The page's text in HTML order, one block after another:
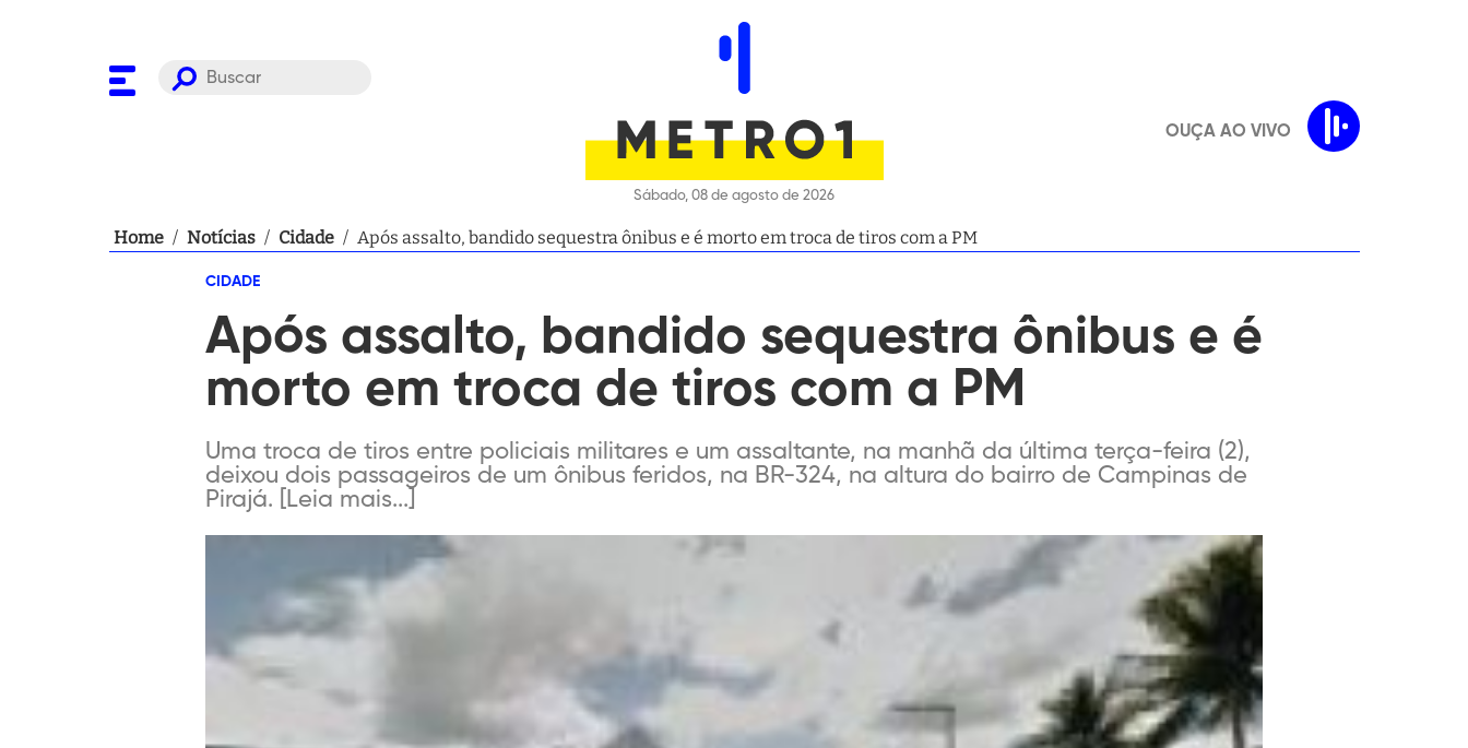
Sábado, 08 de agosto de 2026
OUÇA AO VIVO
Home / Notícias / Cidade / Após assalto, bandido sequestra ônibus e é morto em troca de tiros com a PM
CIDADE
Após assalto, bandido sequestra ônibus e é
morto em troca de tiros com a PM
Uma troca de tiros entre policiais militares e um assaltante, na manhã da última terça-feira (2),
deixou dois passageiros de um ônibus feridos, na BR-324, na altura do bairro de Campinas de
Pirajá. [Leia mais...]